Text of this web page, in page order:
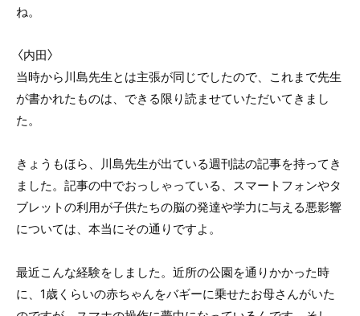
ね。
〈内田〉
当時から川島先生とは主張が同じでしたので、これまで先生
が書かれたものは、できる限り読ませていただいてきまし
た。
きょうもほら、川島先生が出ている週刊誌の記事を持ってき
ました。記事の中でおっしゃっている、スマートフォンやタ
ブレットの利用が子供たちの脳の発達や学力に与える悪影響
については、本当にその通りですよ。
最近こんな経験をしました。近所の公園を通りかかった時
に、1歳くらいの赤ちゃんをバギーに乗せたお母さんがいた